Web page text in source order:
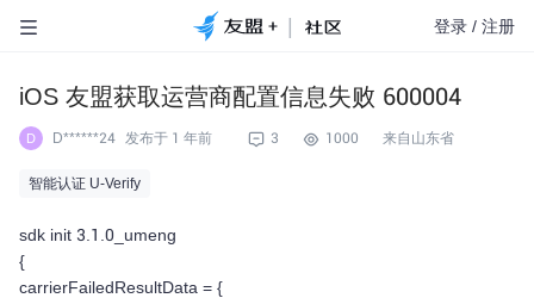
登录 / 注册
iOS 友盟获取运营商配置信息失败 600004
D D******24 发布于 1 年前 3 1000 来自山东省
智能认证 U-Verify
sdk init 3.1.0_umeng
{
carrierFailedResultData = {